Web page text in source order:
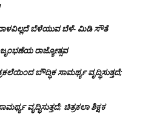
ಬೆಳೆಯುವ ಬೆಳೆ- ಮಿಡಿ ಸೌತೆ
ರಾಜ್ಯೋತ್ಸವ
ಬೌದ್ಧಿಕ ಸಾಮರ್ಥ್ಯ ವೃದ್ಧಿಸುತ್ತದೆ;
ವೃದ್ಧಿಸುತ್ತದೆ; ಚಿತ್ರಕಲಾ ಶಿಕ್ಷಕ